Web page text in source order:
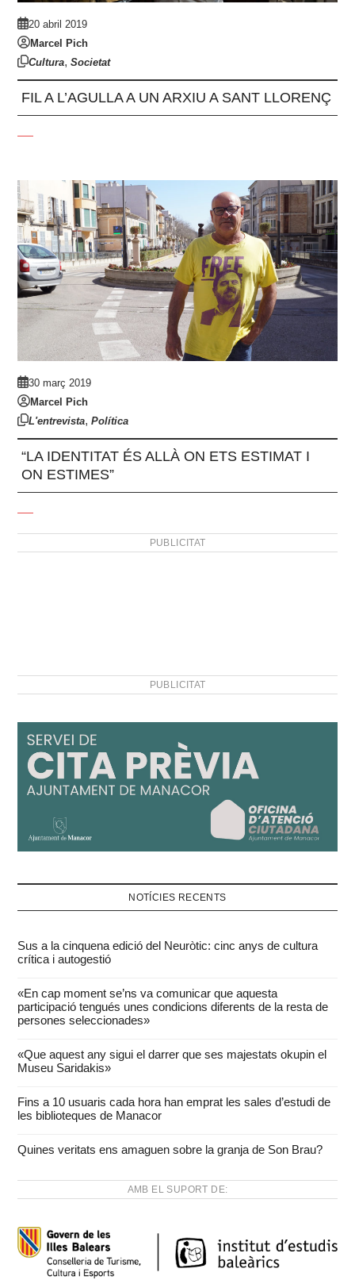
20 abril 2019
Marcel Pich
Cultura,Societat
FIL A L’AGULLA A UN ARXIU A SANT LLORENÇ
30 març 2019
Marcel Pich
L'entrevista,Política
“LA IDENTITAT ÉS ALLÀ ON ETS ESTIMAT I
ON ESTIMES”
PUBLICITAT
PUBLICITAT
NOTÍCIES RECENTS
Sus a la cinquena edició del Neuròtic: cinc anys de cultura
crítica i autogestió
«En cap moment se’ns va comunicar que aquesta
participació tengués unes condicions diferents de la resta de
persones seleccionades»
«Que aquest any sigui el darrer que ses majestats okupin el
Museu Saridakis»
Fins a 10 usuaris cada hora han emprat les sales d’estudi de
les biblioteques de Manacor
Quines veritats ens amaguen sobre la granja de Son Brau?
AMB EL SUPORT DE: